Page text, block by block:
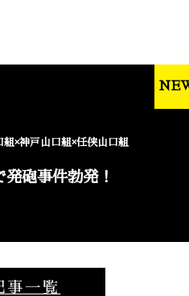
×神戸山口組×任侠山口組
砲事件勃発！
事一覧